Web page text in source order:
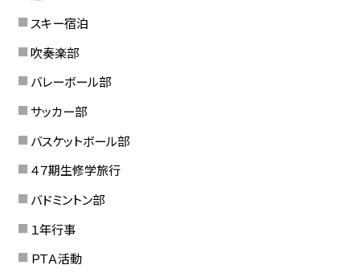
スキー宿泊
吹奏楽部
バレーボール部
サッカー部
バスケットボール部
４７期生修学旅行
バドミントン部
１年行事
ＰＴＡ活動